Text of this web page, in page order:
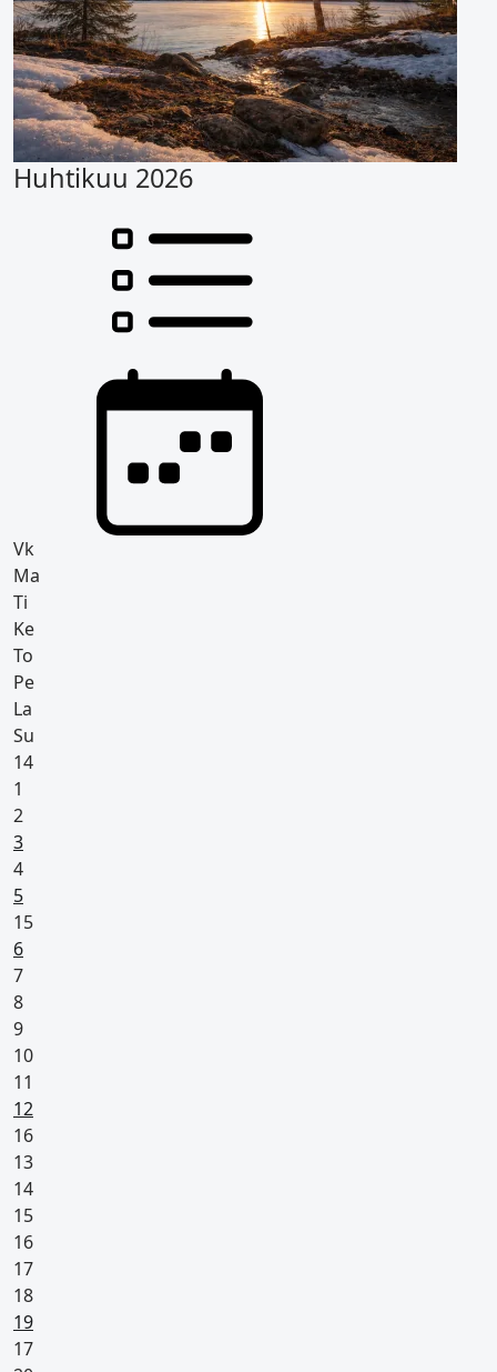
Huhtikuu 2026
Vk
Ma
Ti
Ke
To
Pe
La
Su
14
1
2
3Arkivapaapäivä (kaikilla vapaa)
4
5Pyhäpäivä
15
6Arkivapaapäivä (kaikilla vapaa)
7
8
9
10
11
12
16
13
14
15
16
17
18
19Pyhäpäivä
17